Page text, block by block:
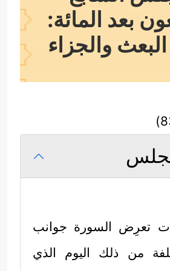
بعد المائة:
والجزاء
تعرِض السورة جوانب
من ذلك اليوم الذي